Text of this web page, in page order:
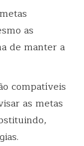
as
de manter a
compatíveis
as metas